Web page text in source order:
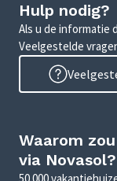
Hulp nodig?
Als u de informatie
Veelgestelde
Waarom
via Novasol?